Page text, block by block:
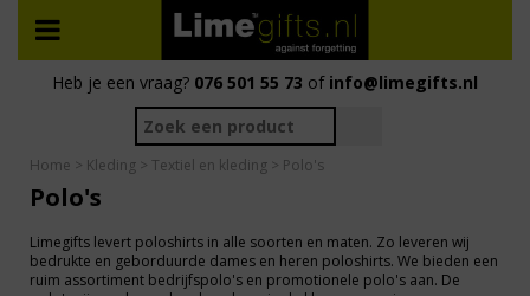
Heb je een vraag? 076 501 55 73 of info@limegifts.nl
Home > Kleding > Textiel en kleding > Polo's
Polo's
Limegifts levert poloshirts in alle soorten en maten. Zo leveren wij
bedrukte en geborduurde dames en heren poloshirts. We bieden een
ruim assortiment bedrijfspolo's en promotionele polo's aan. De